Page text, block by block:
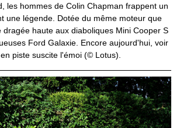
les hommes de Colin Chapman frappent un
une légende. Dotée du même moteur que
dragée haute aux diaboliques Mini Cooper S
Ford Galaxie. Encore aujourd'hui, voir
piste suscite l'émoi (© Lotus).